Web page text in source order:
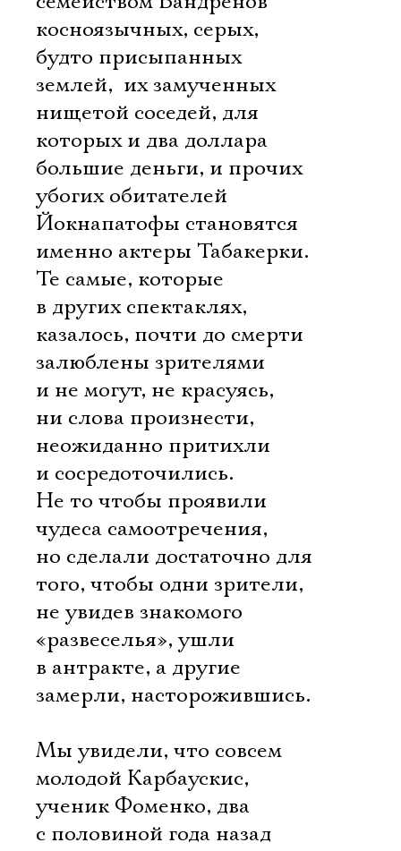
косноязычных, серых,
будто присыпанных
землей,  их замученных
нищетой соседей, для
которых и два доллара 
большие деньги, и прочих
убогих обитателей
Йокнапатофы становятся
именно актеры Табакерки.
Те самые, которые
в других спектаклях,
казалось, почти до смерти
залюблены зрителями
и не могут, не красуясь,
ни слова произнести,
неожиданно притихли
и сосредоточились.
Не то чтобы проявили
чудеса самоотречения,
но сделали достаточно для
того, чтобы одни зрители,
не увидев знакомого
«развеселья», ушли
в антракте, а другие 
замерли, насторожившись.
Мы увидели, что совсем
молодой Карбаускис,
ученик Фоменко, два
с половиной года назад